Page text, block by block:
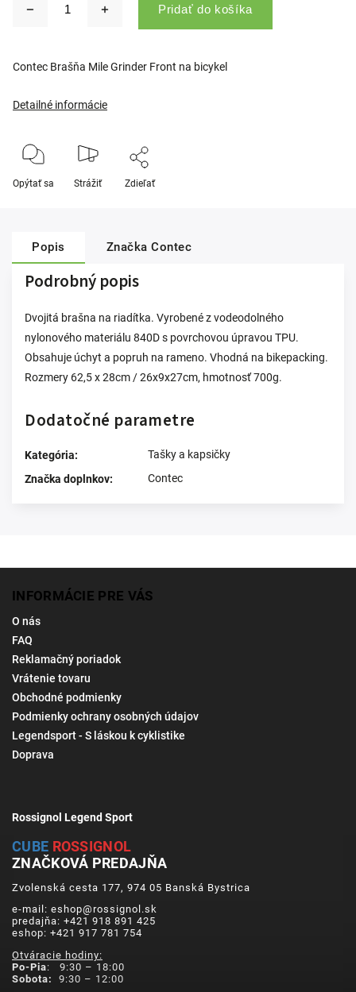
Pridať do košíka
Contec Brašňa Mile Grinder Front na bicykel
Detailné informácie
Opýtať sa Strážiť Zdieľať
Popis Značka Contec
Podrobný popis
Dvojitá brašna na riadítka. Vyrobené z vodeodolného
nylonového materiálu 840D s povrchovou úpravou TPU.
Obsahuje úchyt a popruh na rameno. Vhodná na bikepacking.
Rozmery 62,5 x 28cm / 26x9x27cm, hmotnosť 700g.
Dodatočné parametre
Kategória:
Tašky a kapsičky
Značka doplnkov: Contec
INFORMÁCIE PRE VÁS
O nás
FAQ
Reklamačný poriadok
Vrátenie tovaru
Obchodné podmienky
Podmienky ochrany osobných údajov
Legendsport - S láskou k cyklistike
Doprava
Rossignol Legend Sport
CUBE ROSSIGNOL
ZNAČKOVÁ PREDAJŇA
Zvolenská cesta 177, 974 05 Banská Bystrica
e-mail: eshop@rossignol.sk
predajňa: +421 918 891 425
eshop: +421 917 781 754
Otváracie hodiny:
Po-Pia: 9:30 – 18:00
Sobota:
9:30 – 12:00